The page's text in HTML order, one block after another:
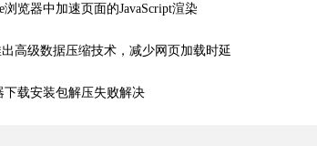
浏览器中加速页面的JavaScript渲染
高级数据压缩技术，减少网页加载时延
下载安装包解压失败解决